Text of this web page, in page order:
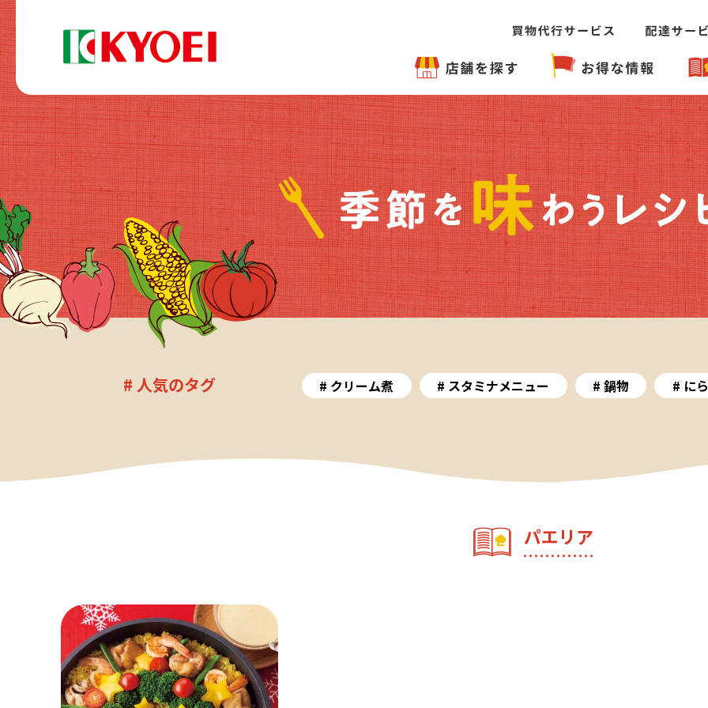
# 人気のタグ クリーム煮 スタミナメニュー 鍋物 にら
パエリア